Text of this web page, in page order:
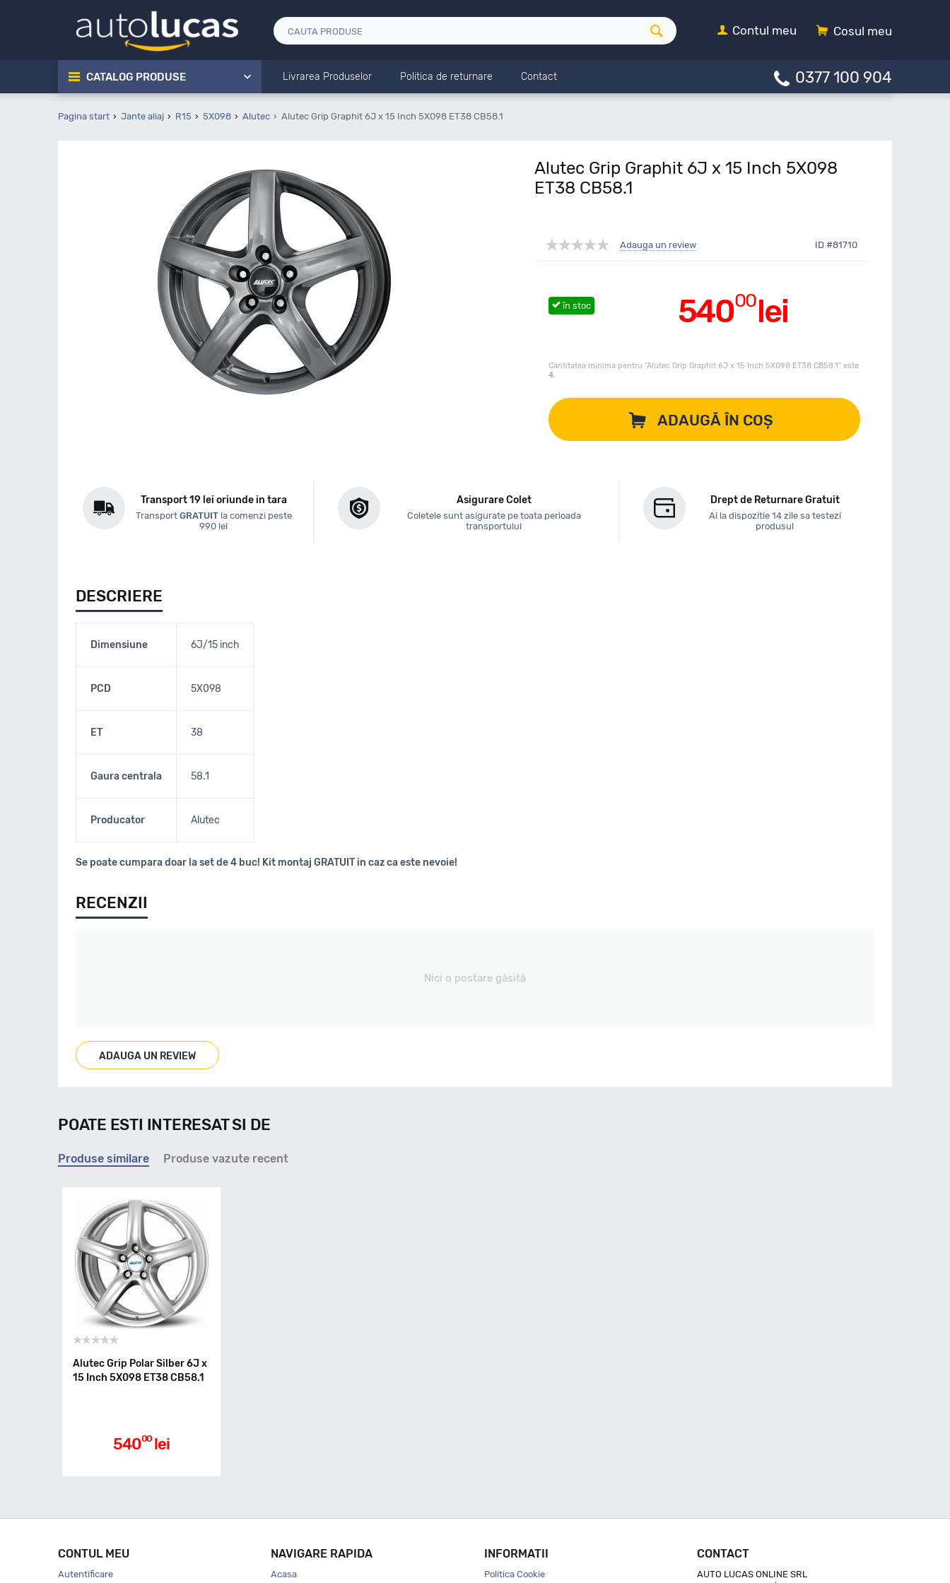
Cosul meu
Contul meu
CATALOG PRODUSE Livrarea Produselor Politica de returnare Contact 0377 100 904
Pagina start Jante aliaj R15 5X098 Alutec Alutec Grip Graphit 6J x 15 Inch 5X098 ET38 CB58.1
Alutec Grip Graphit 6J x 15 Inch 5X098
ET38 CB58.1
Adauga un review ID #81710
54000lei
în stoc
Cantitatea minima pentru "Alutec Grip Graphit 6J x 15 Inch 5X098 ET38 CB58.1" este
4.
ADAUGĂ ÎN COȘ
Transport 19 lei oriunde in tara
Transport GRATUITla comenzi peste
990 lei
Asigurare Colet
Coletele sunt asigurate pe toata perioada
transportului
Drept de Returnare Gratuit
Ai la dispozitie 14 zile sa testezi
produsul
DESCRIERE
Dimensiune 6J/15 inch
PCD 5X098
ET 38
Gaura centrala 58.1
Producator Alutec
Se poate cumpara doar la set de 4 buc! Kit montaj GRATUIT in caz ca este nevoie!
RECENZII
Nici o postare găsită
ADAUGA UN REVIEW
POATE ESTI INTERESAT SI DE
Produse similare Produse vazute recent
Alutec Grip Polar Silber 6J x
15 Inch 5X098 ET38 CB58.1
54000 lei
CONTUL MEU
Autentificare
NAVIGARE RAPIDA
Acasa
INFORMATII
Politica Cookie
CONTACT
AUTO LUCAS ONLINE SRL